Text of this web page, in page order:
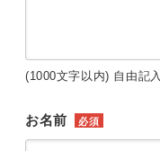
(1000文字以内) 自由記入
お名前 必須